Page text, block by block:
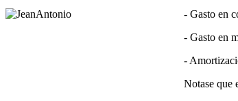
- Gasto en
- Gasto en
-
Notase que